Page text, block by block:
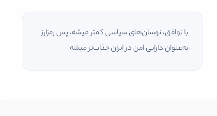
با توافق، نوسان‌های سیاسی کمتر میشه، پس رمزارز
به‌عنوان دارایی امن در ایران جذاب‌تر میشه